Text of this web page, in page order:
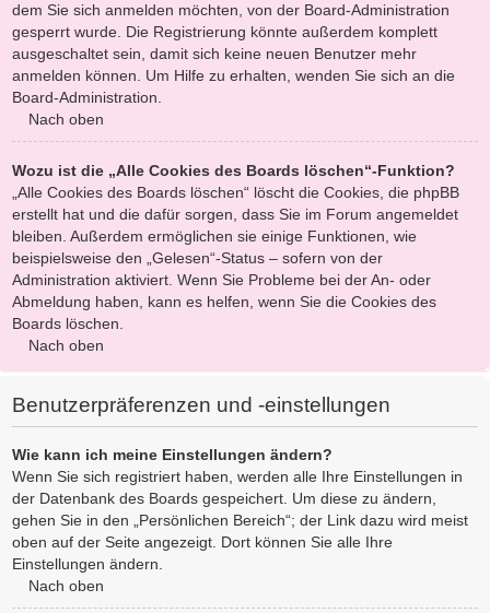
dem Sie sich anmelden möchten, von der Board-Administration
gesperrt wurde. Die Registrierung könnte außerdem komplett
ausgeschaltet sein, damit sich keine neuen Benutzer mehr
anmelden können. Um Hilfe zu erhalten, wenden Sie sich an die
Board-Administration.
Nach oben
Wozu ist die „Alle Cookies des Boards löschen“-Funktion?
„Alle Cookies des Boards löschen“ löscht die Cookies, die phpBB
erstellt hat und die dafür sorgen, dass Sie im Forum angemeldet
bleiben. Außerdem ermöglichen sie einige Funktionen, wie
beispielsweise den „Gelesen“-Status – sofern von der
Administration aktiviert. Wenn Sie Probleme bei der An- oder
Abmeldung haben, kann es helfen, wenn Sie die Cookies des
Boards löschen.
Nach oben
Benutzerpräferenzen und -einstellungen
Wie kann ich meine Einstellungen ändern?
Wenn Sie sich registriert haben, werden alle Ihre Einstellungen in
der Datenbank des Boards gespeichert. Um diese zu ändern,
gehen Sie in den „Persönlichen Bereich“; der Link dazu wird meist
oben auf der Seite angezeigt. Dort können Sie alle Ihre
Einstellungen ändern.
Nach oben